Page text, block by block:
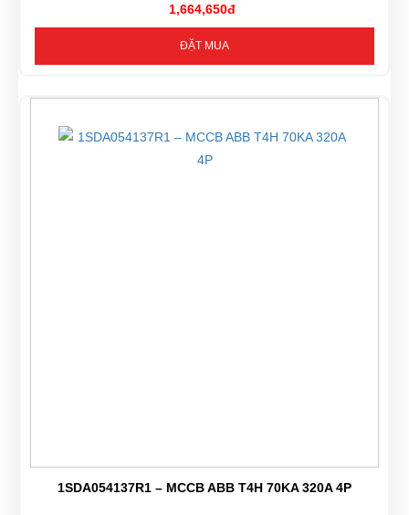
1,664,650đ
ĐẶT MUA
1SDA054137R1 – MCCB ABB T4H 70KA 320A 4P